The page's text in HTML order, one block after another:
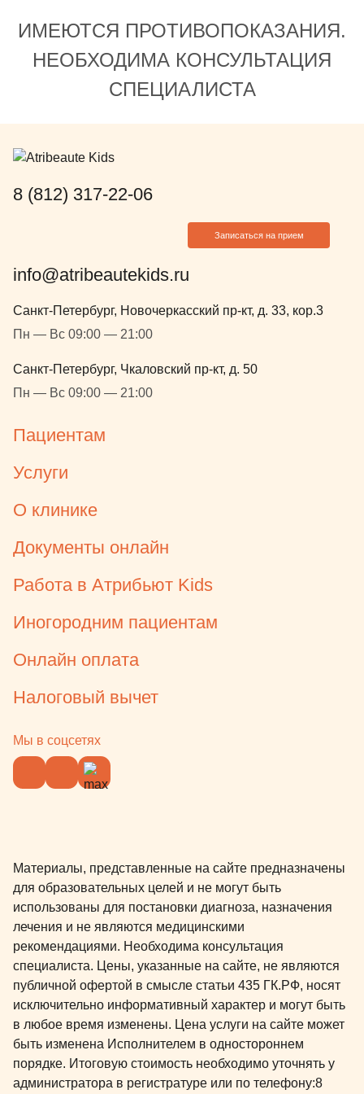
обеспечивала слаженную работу
команды. Отдельно отмечу
приятные мелочи: после лечения
сын получил подарки, что сделало
заботу, внимание и высокий
ИМЕЮТСЯ ПРОТИВОПОКАЗАНИЯ.
НЕОБХОДИМА КОНСУЛЬТАЦИЯ
СПЕЦИАЛИСТА
8 (812) 317-22-06
Записаться на прием
info@atribeautekids.ru
Санкт-Петербург, Новочеркасский пр-кт, д. 33, кор.3
Пн — Вс 09:00 — 21:00
Санкт-Петербург, Чкаловский пр-кт, д. 50
Пн — Вс 09:00 — 21:00
Пациентам
Услуги
О клинике
Документы онлайн
Работа в Атрибьют Kids
Иногородним пациентам
Онлайн оплата
Налоговый вычет
Мы в соцсетях
Материалы, представленные на сайте предназначены
для образовательных целей и не могут быть
использованы для постановки диагноза, назначения
лечения и не являются медицинскими
рекомендациями. Необходима консультация
специалиста. Цены, указанные на сайте, не являются
публичной офертой в смысле статьи 435 ГК.РФ, носят
исключительно информативный характер и могут быть
в любое время изменены. Цена услуги на сайте может
быть изменена Исполнителем в одностороннем
порядке. Итоговую стоимость необходимо уточнять у
администратора в регистратуре или по телефону:8